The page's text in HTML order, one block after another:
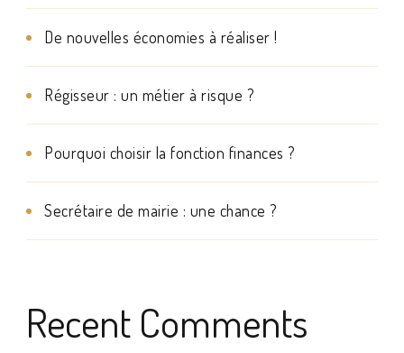
De nouvelles économies à réaliser !
Régisseur : un métier à risque ?
Pourquoi choisir la fonction finances ?
Secrétaire de mairie : une chance ?
Recent Comments